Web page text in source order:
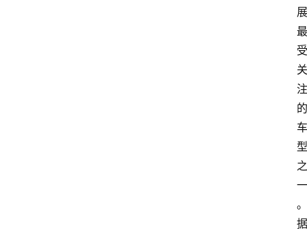
展
最
受
关
注
的
车
型
之
一
。
据